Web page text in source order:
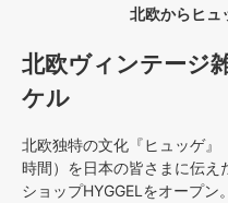
北欧からヒュ
北欧ヴィンテージ
ケル
北欧独特の文化『ヒュッゲ』
時間）を日本の皆さまに伝
ショップHYGGELをオープ